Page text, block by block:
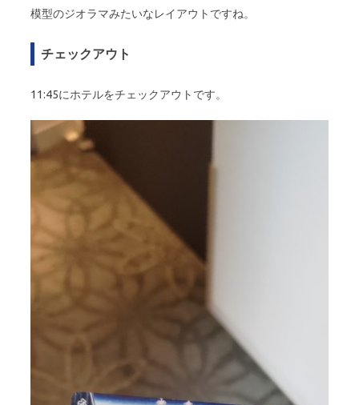
模型のジオラマみたいなレイアウトですね。
チェックアウト
11:45にホテルをチェックアウトです。